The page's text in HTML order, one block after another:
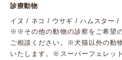
診療動物
イヌ / ネコ / ウサギ / ハムスター /
※※その他の動物の診察をご希望
ご相談ください。※犬猫以外の動
いたします。※スーパーフェレッ